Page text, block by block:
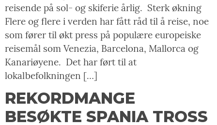
reisende på sol- og skiferie årlig. Sterk økning
Flere og flere i verden har fått råd til å reise, noe
som fører til økt press på populære europeiske
reisemål som Venezia, Barcelona, ​​Mallorca og
Kanariøyene. Det har ført til at
lokalbefolkningen […]
REKORDMANGE
BESØKTE SPANIA TROSS